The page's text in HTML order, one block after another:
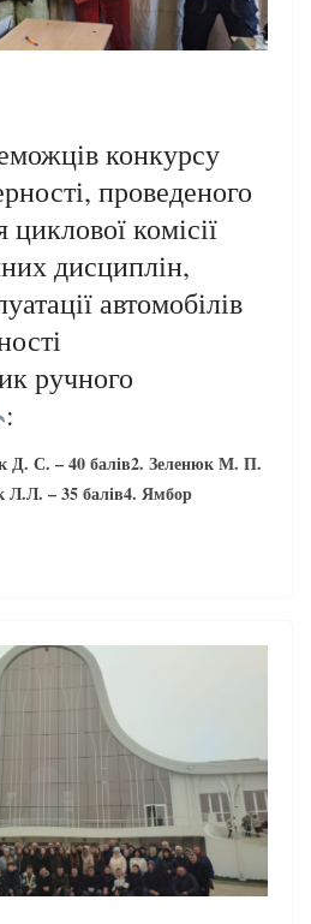
конкурсу
проведеного
комісії
дисциплін,
автомобілів
ручного
:
Д. С. – 40 балів2. Зеленюк М. П.
Л.Л. – 35 балів4. Ямбор